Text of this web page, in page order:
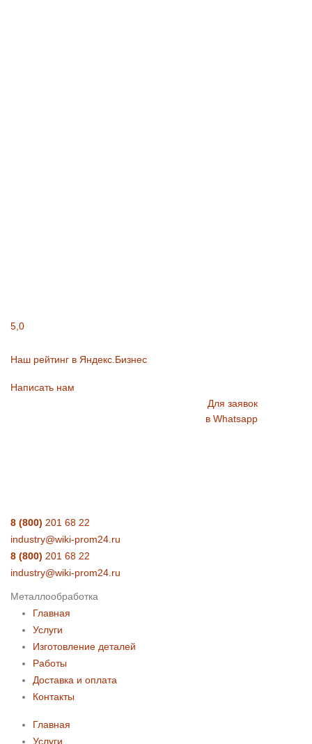
5,0
Наш рейтинг в Яндекс.Бизнес
Написать нам
Для заявок
в Whatsapp
8 (800) 201 68 22
industry@wiki-prom24.ru
8 (800) 201 68 22
industry@wiki-prom24.ru
Металлообработка
Главная
Услуги
Изготовление деталей
Работы
Доставка и оплата
Контакты
Главная
Услуги